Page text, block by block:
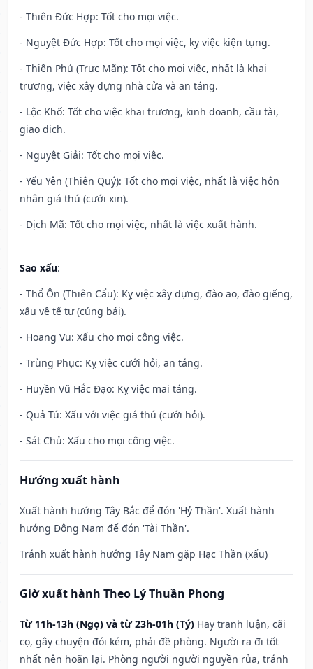
- Thiên Đức Hợp: Tốt cho mọi việc.
- Nguyệt Đức Hợp: Tốt cho mọi việc, kỵ việc kiện tụng.
- Thiên Phú (Trực Mãn): Tốt cho mọi việc, nhất là khai
trương, việc xây dựng nhà cửa và an táng.
- Lộc Khố: Tốt cho việc khai trương, kinh doanh, cầu tài,
giao dịch.
- Nguyệt Giải: Tốt cho mọi việc.
- Yếu Yên (Thiên Quý): Tốt cho mọi việc, nhất là việc hôn
nhân giá thú (cưới xin).
- Dịch Mã: Tốt cho mọi việc, nhất là việc xuất hành.
Sao xấu:
- Thổ Ôn (Thiên Cẩu): Kỵ việc xây dựng, đào ao, đào giếng,
xấu về tế tự (cúng bái).
- Hoang Vu: Xấu cho mọi công việc.
- Trùng Phục: Kỵ việc cưới hỏi, an táng.
- Huyền Vũ Hắc Đạo: Kỵ việc mai táng.
- Quả Tú: Xấu với việc giá thú (cưới hỏi).
- Sát Chủ: Xấu cho mọi công việc.
Hướng xuất hành
Xuất hành hướng Tây Bắc để đón 'Hỷ Thần'. Xuất hành
hướng Đông Nam để đón 'Tài Thần'.
Tránh xuất hành hướng Tây Nam gặp Hạc Thần (xấu)
Giờ xuất hành Theo Lý Thuần Phong
Từ 11h-13h (Ngọ) và từ 23h-01h (Tý) Hay tranh luận, cãi
cọ, gây chuyện đói kém, phải đề phòng. Người ra đi tốt
nhất nên hoãn lại. Phòng người người nguyền rủa, tránh